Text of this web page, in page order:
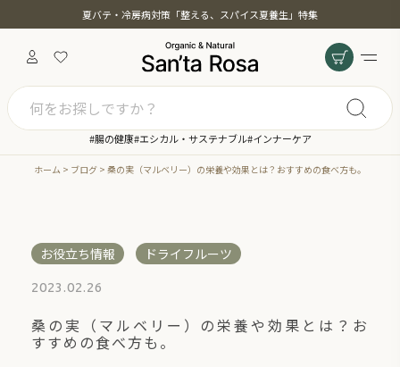
夏バテ・冷房病対策「整える、スパイス夏養生」特集
#腸の健康#エシカル・サステナブル#インナーケア
ホーム ブログ 桑の実（マルベリー）の栄養や効果とは？おすすめの食べ方も。
お役立ち情報 ドライフルーツ
2023.02.26
桑の実（マルベリー）の栄養や効果とは？お
すすめの食べ方も。
キーワード検索
親カテゴリー
子カテゴリー